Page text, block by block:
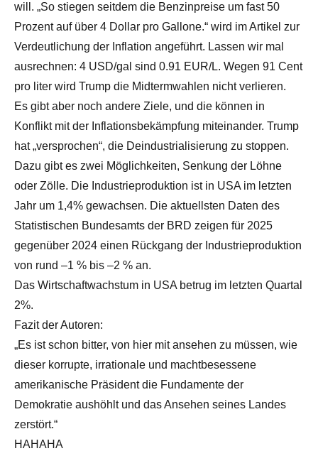
will. „So stiegen seitdem die Benzinpreise um fast 50
Prozent auf über 4 Dollar pro Gallone.“ wird im Artikel zur
Verdeutlichung der Inflation angeführt. Lassen wir mal
ausrechnen: 4 USD/gal sind 0.91 EUR/L. Wegen 91 Cent
pro liter wird Trump die Midtermwahlen nicht verlieren.
Es gibt aber noch andere Ziele, und die können in
Konflikt mit der Inflationsbekämpfung miteinander. Trump
hat „versprochen“, die Deindustrialisierung zu stoppen.
Dazu gibt es zwei Möglichkeiten, Senkung der Löhne
oder Zölle. Die Industrieproduktion ist in USA im letzten
Jahr um 1,4% gewachsen. Die aktuellsten Daten des
Statistischen Bundesamts der BRD zeigen für 2025
gegenüber 2024 einen Rückgang der Industrieproduktion
von rund –1 % bis –2 % an.
Das Wirtschaftwachstum in USA betrug im letzten Quartal
2%.
Fazit der Autoren:
„Es ist schon bitter, von hier mit ansehen zu müssen, wie
dieser korrupte, irrationale und machtbesessene
amerikanische Präsident die Fundamente der
Demokratie aushöhlt und das Ansehen seines Landes
zerstört.“
HAHAHA